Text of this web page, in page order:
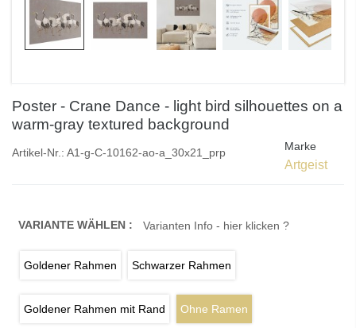
Poster - Crane Dance - light bird silhouettes on a
warm-gray textured background
Artikel-Nr.: A1-g-C-10162-ao-a_30x21_prp Marke
Artgeist
VARIANTE WÄHLEN : Varianten Info - hier klicken ?
Goldener Rahmen Schwarzer Rahmen
Goldener Rahmen mit Rand Ohne Ramen